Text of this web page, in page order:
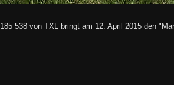
185 538 von TXL bringt am 12. April 2015 den